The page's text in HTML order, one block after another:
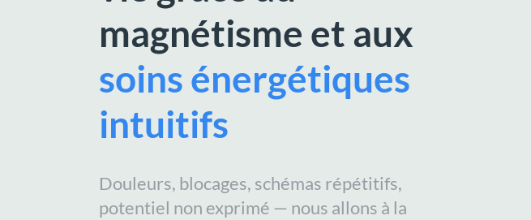
magnétisme et aux
soins énergétiques
intuitifs
Douleurs, blocages, schémas répétitifs,
potentiel non exprimé — nous allons à la